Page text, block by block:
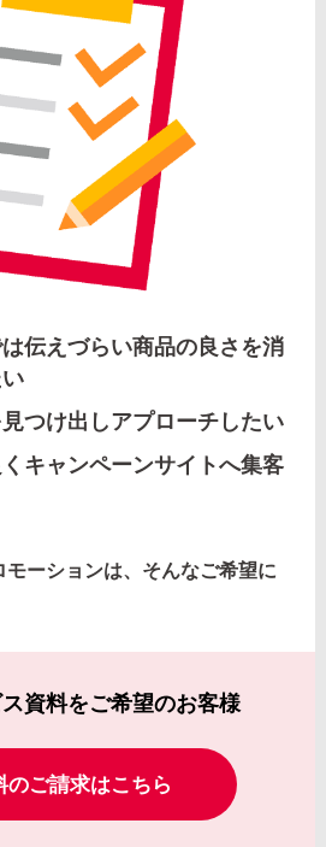
伝えづらい商品の良さを消
つけ出しアプローチしたい
キャンペーンサイトへ集客
ーションは、そんなご希望に
資料をご希望のお客様
ご請求はこちら